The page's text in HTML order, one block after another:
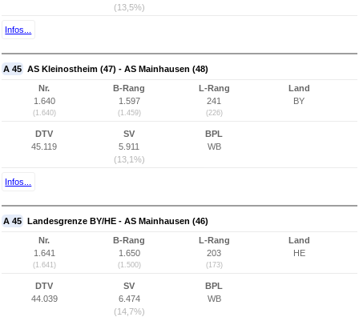
(13,5%)
Infos...
A 45 AS Kleinostheim (47) - AS Mainhausen (48)
Nr.
1.640
(1.640)
B-Rang
1.597
(1.459)
L-Rang
241
(226)
Land
BY
DTV
45.119
SV
5.911
(13,1%)
BPL
WB
Infos...
A 45 Landesgrenze BY/HE - AS Mainhausen (46)
Nr.
1.641
(1.641)
B-Rang
1.650
(1.500)
L-Rang
203
(173)
Land
HE
DTV
44.039
SV
6.474
(14,7%)
BPL
WB